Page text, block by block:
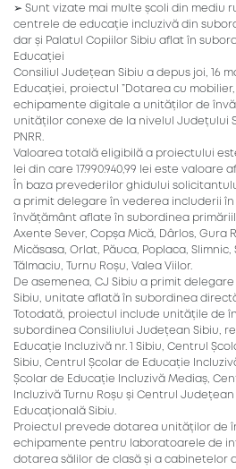
➢ Sunt vizate mai multe școli din mediu
centrele de educație incluzivă din
dar și Palatul Copiilor Sibiu aflat în
Educației
Consiliul Județean Sibiu a depus joi, 16
Educației, proiectul ”Dotarea cu
echipamente digitale a unităților de
unităților conexe de la nivelul Județului
PNRR.
Valoarea totală eligibilă a proiectului este
lei din care 17.990.940,99 lei este valoare
În baza prevederilor ghidului
a primit delegare în vederea includerii în
învățământ aflate în subordinea
Axente Sever, Copșa Mică, Dârlos, Gura
Micăsasa, Orlat, Păuca, Poplaca, Slimnic,
Tălmaciu, Turnu Roșu, Valea Viilor.
De asemenea, CJ Sibiu a primit
Sibiu, unitate aflată în subordinea
Totodată, proiectul include unitățile de
subordinea Consiliului Județean Sibiu,
Educație Incluzivă nr. 1 Sibiu, Centrul
Sibiu, Centrul Școlar de Educație
Școlar de Educație Incluzivă Mediaș,
Incluzivă Turnu Roșu și Centrul
Educațională Sibiu.
Proiectul prevede dotarea unităților de
echipamente pentru laboratoarele de
dotarea sălilor de clasă și a cabinetelor